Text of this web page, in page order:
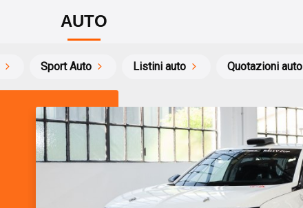
AUTO
Sport Auto Listini auto Quotazioni auto